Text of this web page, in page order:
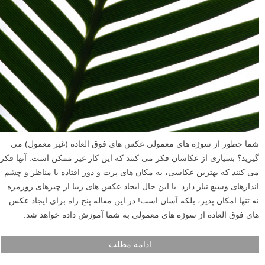
شما چطور از سوژه های معمولی عکس های فوق العاده (غیر معمول) می
گیرید؟ بسیاری از عکاسان فکر می کنند که این کار غیر ممکن است. آنها فکر
می کنند که بهترین عکاسی، به مکان های پرت و دور افتاده یا مناظر و چشم
اندازهای وسیع نیاز دارد. با این حال ایجاد عکس های زیبا از چیزهای روزمره
نه تنها امکان پذیر، بلکه آسان است! در این مقاله پنج راه برای ایجاد عکس
های فوق العاده از سوژه های معمولی به شما آموزش داده خواهد شد.
ادامه مطلب